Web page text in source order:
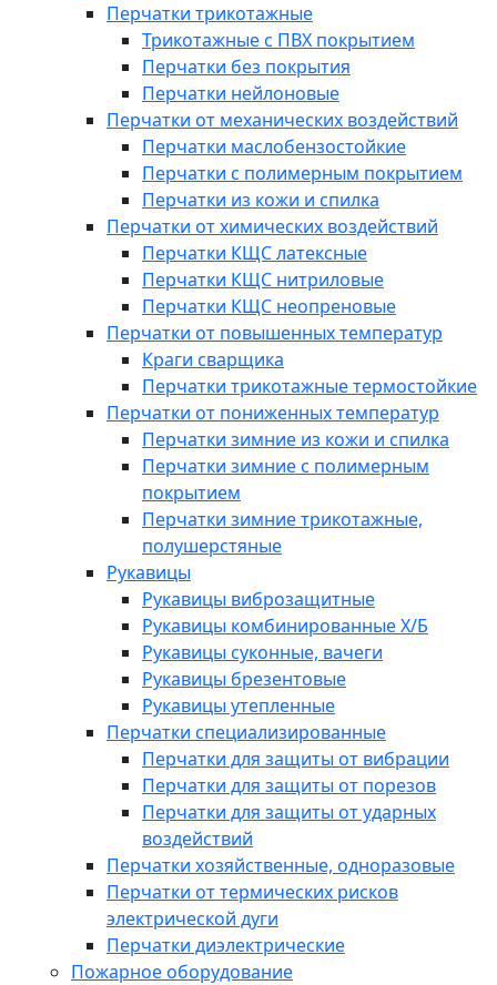
Перчатки трикотажные
Трикотажные с ПВХ покрытием
Перчатки без покрытия
Перчатки нейлоновые
Перчатки от механических воздействий
Перчатки маслобензостойкие
Перчатки с полимерным покрытием
Перчатки из кожи и спилка
Перчатки от химических воздействий
Перчатки КЩС латексные
Перчатки КЩС нитриловые
Перчатки КЩС неопреновые
Перчатки от повышенных температур
Краги сварщика
Перчатки трикотажные термостойкие
Перчатки от пониженных температур
Перчатки зимние из кожи и спилка
Перчатки зимние с полимерным
покрытием
Перчатки зимние трикотажные,
полушерстяные
Рукавицы
Рукавицы виброзащитные
Рукавицы комбинированные Х/Б
Рукавицы суконные, вачеги
Рукавицы брезентовые
Рукавицы утепленные
Перчатки специализированные
Перчатки для защиты от вибрации
Перчатки для защиты от порезов
Перчатки для защиты от ударных
воздействий
Перчатки хозяйственные, одноразовые
Перчатки от термических рисков
электрической дуги
Перчатки диэлектрические
Пожарное оборудование